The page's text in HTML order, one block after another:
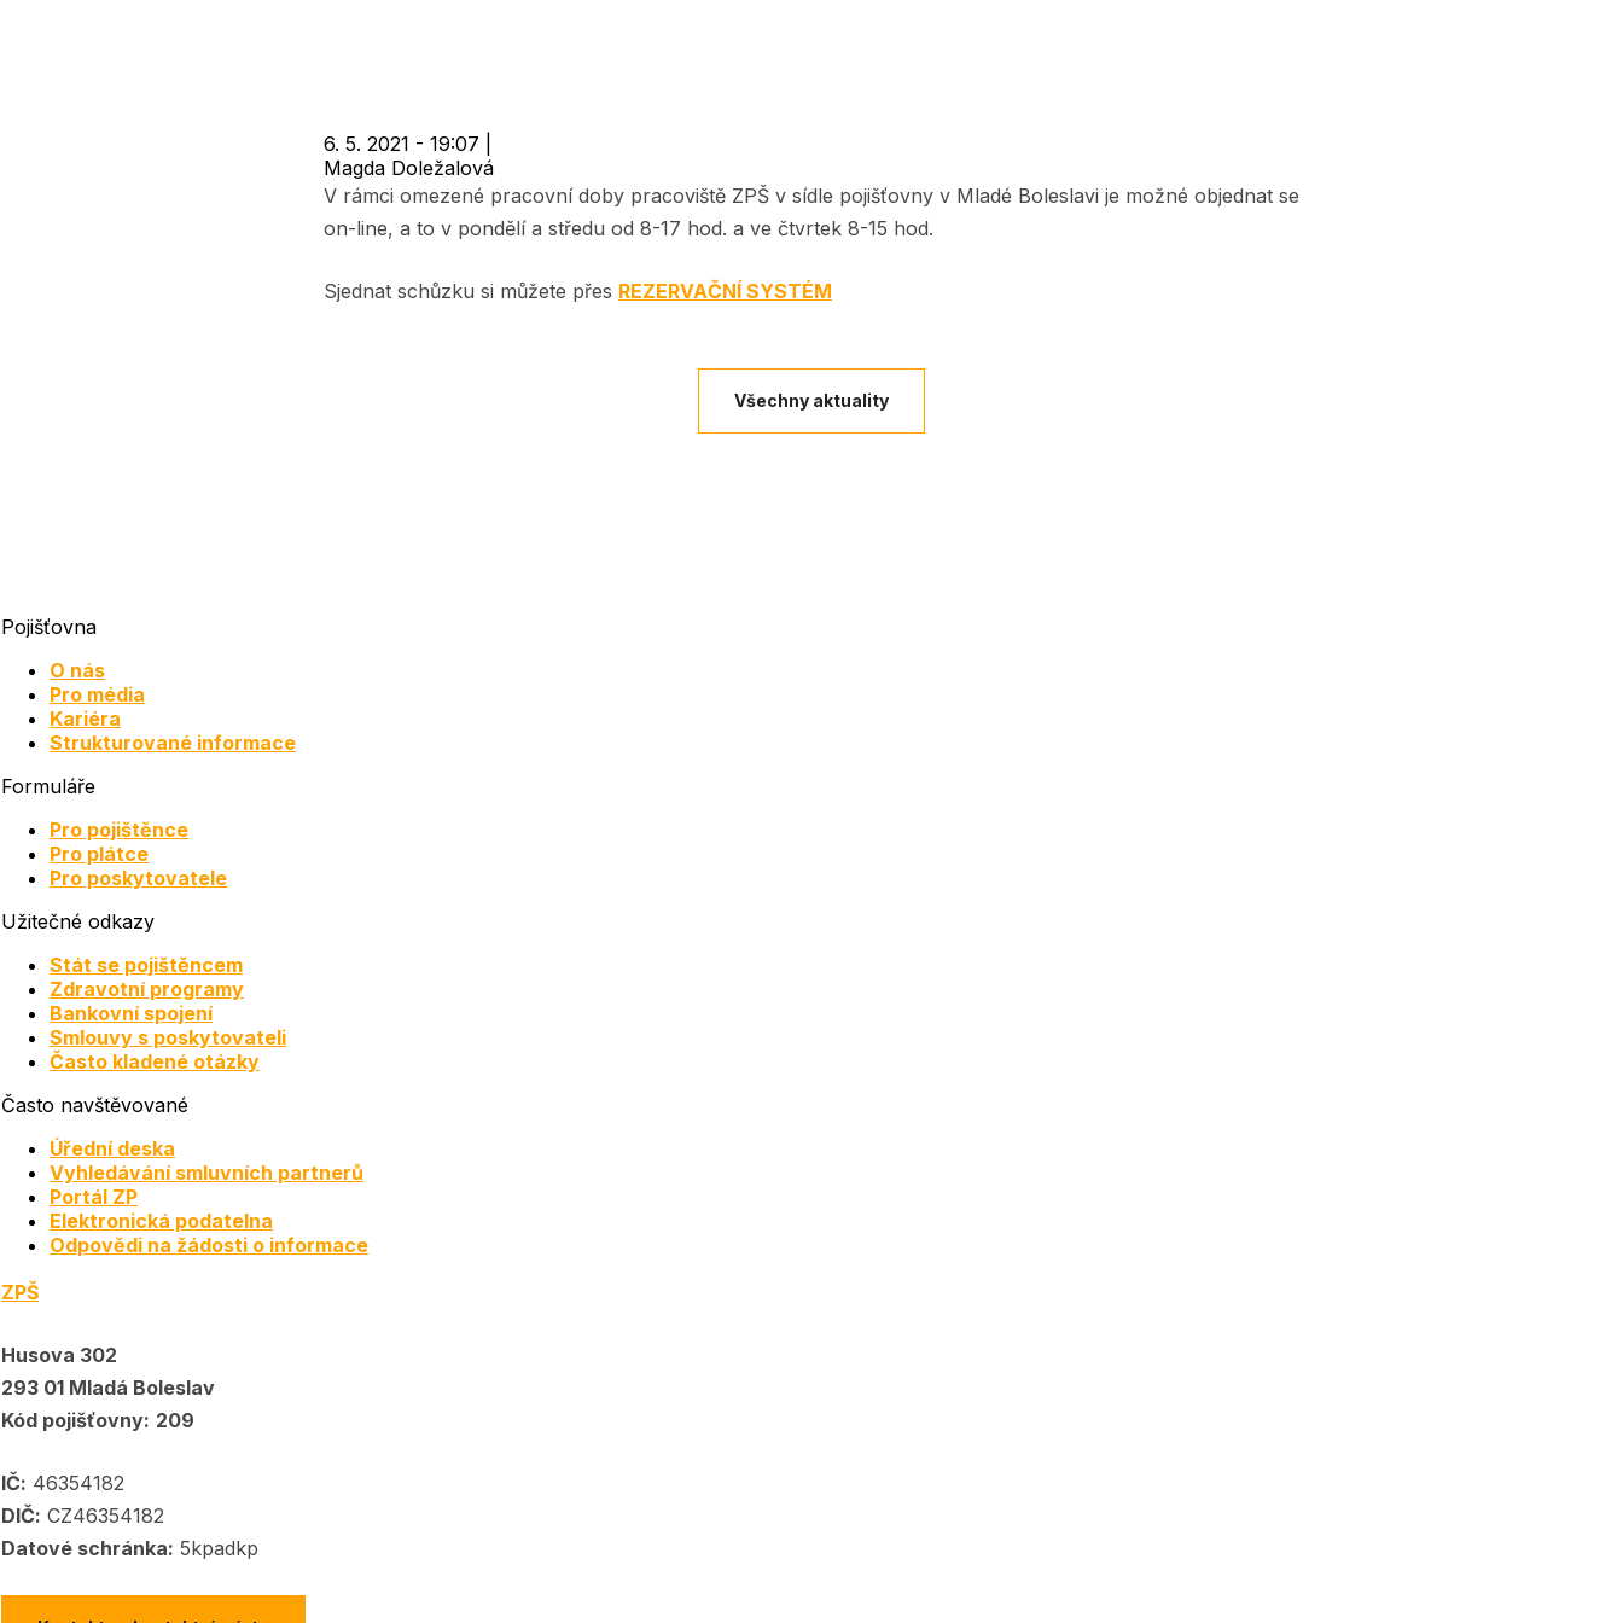
6. 5. 2021 - 19:07
Magda Doležalová
V rámci omezené pracovní doby pracoviště ZPŠ v sídle pojišťovny v Mladé Boleslavi je možné objednat se
on-line, a to v pondělí a středu od 8-17 hod. a ve čtvrtek 8-15 hod.
Sjednat schůzku si můžete přes REZERVAČNÍ SYSTÉM
Všechny aktuality
Pojišťovna
O nás
Pro média
Kariéra
Strukturované informace
Formuláře
Pro pojištěnce
Pro plátce
Pro poskytovatele
Užitečné odkazy
Stát se pojištěncem
Zdravotní programy
Bankovní spojení
Smlouvy s poskytovateli
Často kladené otázky
Často navštěvované
Úřední deska
Vyhledávání smluvních partnerů
Portál ZP
Elektronická podatelna
Odpovědi na žádosti o informace
ZPŠ
Husova 302
293 01 Mladá Boleslav
Kód pojišťovny: 209
IČ: 46354182
DIČ: CZ46354182
Datové schránka: 5kpadkp